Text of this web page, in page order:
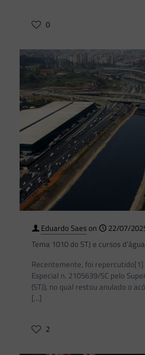
0
Eduardo Saeson
22/07/
Tema 1010 do STJ e cursos
Recentemente, foi
Especial n. 2105639/SC pelo
(STJ), no qual restou anulado o
[…]
2